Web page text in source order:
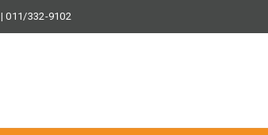
|011/332-9102